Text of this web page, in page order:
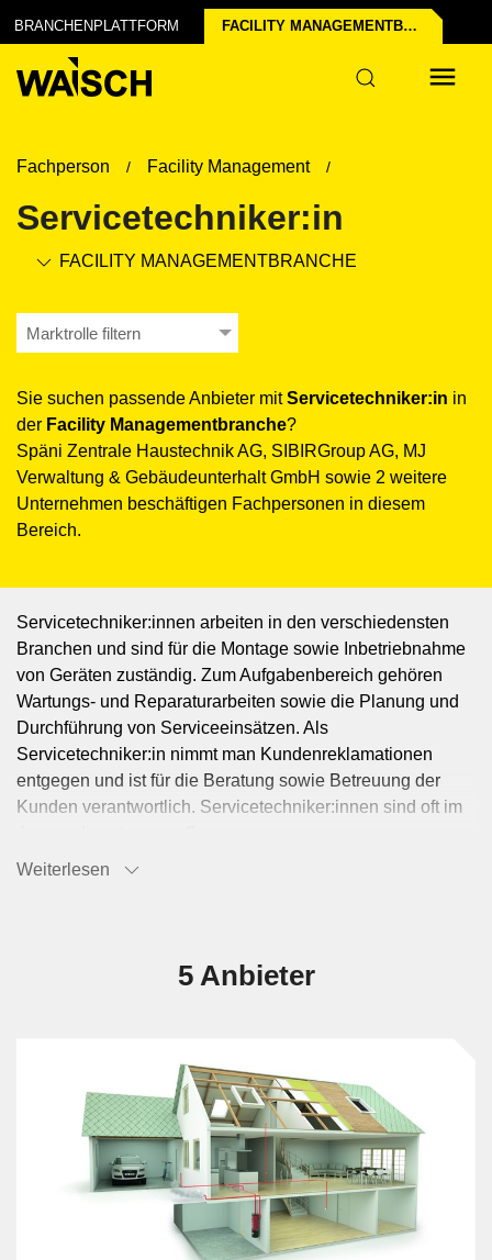
BRANCHENPLATTFORM FACILITY MANAGEMENT­BRANCHE
Fachperson Facility Management
Servicetechniker:in
FACILITY MANAGEMENT­BRANCHE
Marktrolle filtern
Sie suchen passende Anbieter mitServicetechniker:in in
der Facility Management­branche?
Späni Zentrale Haustechnik AG, SIBIRGroup AG, MJ
Verwaltung & Gebäudeunterhalt GmbH sowie 2 weitere
Unternehmen beschäftigen Fachpersonen in diesem
Bereich.
5 Anbieter
Servicetechniker:innen arbeiten in den verschiedensten
Branchen und sind für die Montage sowie Inbetriebnahme
von Geräten zuständig. Zum Aufgabenbereich gehören
Wartungs- und Reparaturarbeiten sowie die Planung und
Durchführung von Serviceeinsätzen. Als
Servicetechniker:in nimmt man Kundenreklamationen
entgegen und ist für die Beratung sowie Betreuung der
Kunden verantwortlich. Servicetechniker:innen sind oft im
Weiterlesen